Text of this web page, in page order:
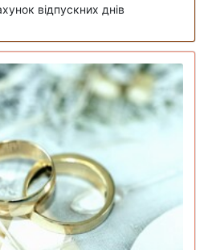
відпускних днів